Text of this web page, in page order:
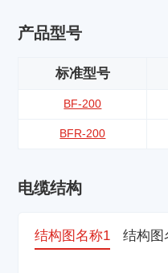
产品型号
标准型号
BF-200
BFR-200
电缆结构
结构图名称1 结构图